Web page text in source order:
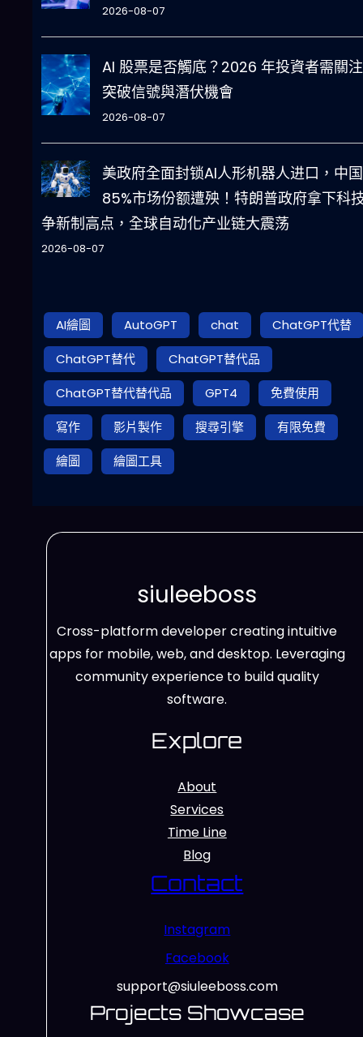
2026-08-07
AI 股票是否觸底？2026 年投資者需關
突破信號與潛伏機會
2026-08-07
美政府全面封锁AI人形机器人进口，中国
85%市场份额遭殃！特朗普政府拿下科
争新制高点，全球自动化产业链大震荡
2026-08-07
AI繪圖 AutoGPT chat
ChatGPT代替
ChatGPT替代
ChatGPT替代品
ChatGPT替代替代品
GPT4
免費使用
寫作
影片製作 搜尋引擎
有限免費
繪圖
繪圖工具
siuleeboss
Cross-platform developer creating intuitive
apps for mobile, web, and desktop. Leveraging
community experience to build quality
software.
Explore
About
Services
Time Line
Blog
Contact
Instagram
Facebook
support@siuleeboss.com
Projects Showcase